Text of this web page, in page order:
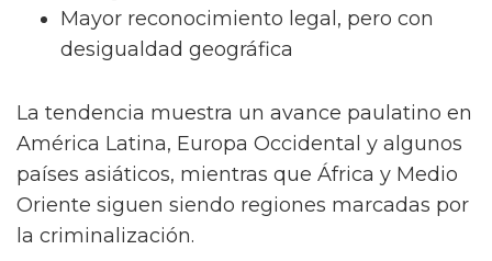
hermanas siguen sufriendo allá.”
Una de las principales razones por las que la
lucha sigue en pie se debe a las redes
sociales. Teniendo un espacioen el que
cualquiera puede dar su opinión o comentario